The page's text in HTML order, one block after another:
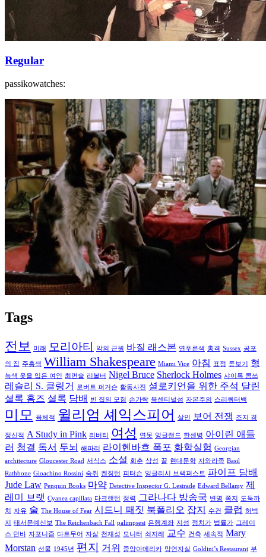
Regular
passikowatches:
Tags
전보 미래 모리아티 악의 근원 바질 래스본 연푸른색 총격 Sussex 공포
의 집 주홍색 William Shakespeare Miami Vice 아침 표정 돋보기 형
녹색 옷을 입은 여인 최면술 리볼버 Nigel Bruce Sherlock Holmes 샤이록 콤쓰
레슬리 S. 클링거 로버트 퍼거슨 활동사진
셜로키언을 위한 주석 달린
셜록 홈즈 셜록 담배 빈 집의 모험 손가락 북센티널섬 자본주의 스리쿼터백
미모 육체적 윌리엄 셰익스피어 살인 보어 전쟁 조지 경
정신적 A Study in Pink 리버티 여성 연못 잉글랜드 한센병 아이린 애들
러 청결 독서 두뇌 해파리 라이헨바흐 폭포 화학실험 Georgian
architecture Gloucester Road 서식스 소설 회춘 삼성 끌 현대문학 자와라족 Basil
Rathbone Gioachino Rossini 숙취 켄징턴 피터슨 잉글리시 브랙퍼스트
파이프 담배
Jude Law Penquin Books 마약 Detective Inspector G. Lestrade Edward Bellamy 제
레미 브랫 Cyanea capillata 다크랜턴 정력 그라나다 방송국 변명 쪽지
도둑까
치
자유 술 The House of Fear 시드니 패짓 북폴리오 잡지 수건 클럽 허벅
지
태서문예신보 The Reichenbach Fall palimpsest 은행계좌 지성 정치가 법률가 그레이
스 던바 자포니즘 다트무어 자살 천재성 모니터 쇠지레 교수 건축 세속적 Mary
Morstan 선물 1945년 편지 거위 중앙아메리카 망연자실 Goldini’s Restaurant 부